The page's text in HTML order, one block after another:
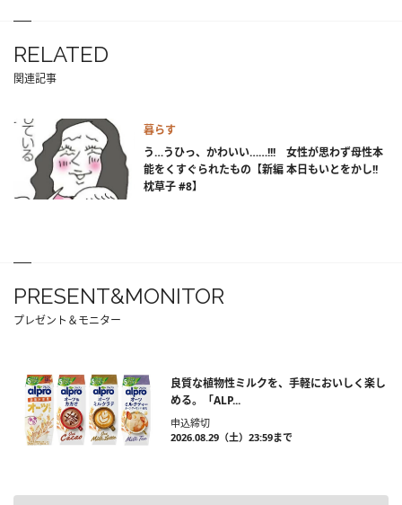
RELATED
関連記事
暮らす
う…うひっ、かわいい……!!! 女性が思わず母性本
能をくすぐられたもの【新編 本日もいとをかし!!
枕草子 #8】
PRESENT&MONITOR
プレゼント＆モニター
良質な植物性ミルクを、手軽においしく楽し
める。「ALP...
申込締切
2026.08.29（土）23:59まで